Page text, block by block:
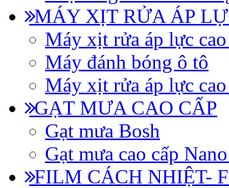
MÁY XỊT RỬA ÁP
Máy xịt rửa áp lực
Máy đánh bóng ô tô
Máy xịt rửa áp lực
GẠT MƯA CAO CẤP
Gạt mưa Bosh
Gạt mưa cao cấp
FILM CÁCH NHIỆT-